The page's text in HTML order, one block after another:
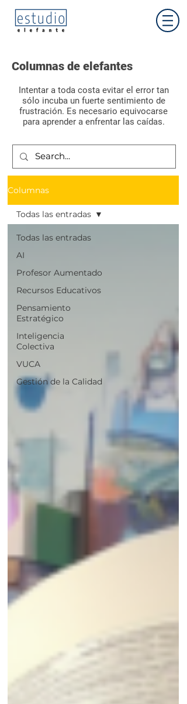
Columnas de elefantes
Intentar a toda costa evitar el error tan
sólo incuba un fuerte sentimiento de
frustración. Es necesario equivocarse
para aprender a enfrentar las caídas.
Columnas
Todas las entradas
AI
Profesor Aumentado
Recursos Educativos
Pensamiento
Estratégico
Inteligencia
Colectiva
VUCA
Gestión de la Calidad
Todas las entradas